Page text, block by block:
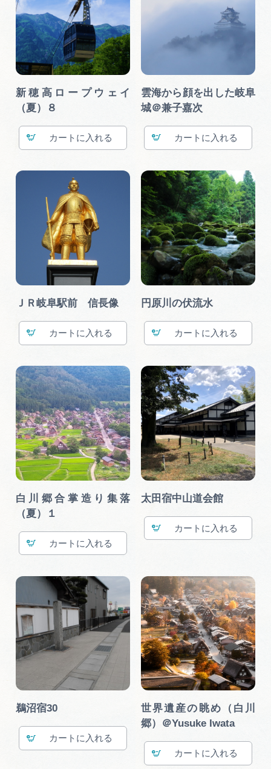
新穂高ロープウェイ
（夏）８
カート
雲海から顔を出した岐阜
城＠兼子嘉次
カート
ＪＲ岐阜駅前 信長像
カート
円原川の伏流水
カート
白川郷合掌造り集落
（夏）１
カート
太田宿中山道会館
カート
鵜沼宿30
カート
世界遺産の眺め（白川
郷）＠Yusuke Iwata
カート